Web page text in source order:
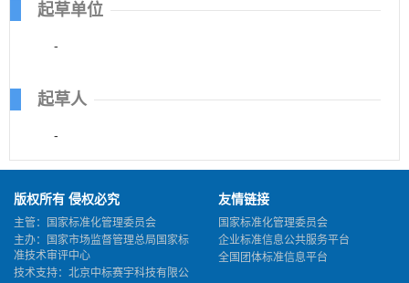
起草单位
-
起草人
-
版权所有 侵权必究
主管：国家标准化管理委员会
主办：国家市场监督管理总局国家标
准技术审评中心
技术支持：北京中标赛宇科技有限公
友情链接
国家标准化管理委员会
企业标准信息公共服务平台
全国团体标准信息平台